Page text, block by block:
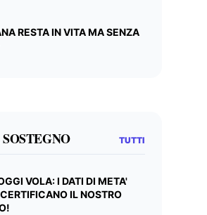
RESTA IN VITA MA SENZA
TUTTI
VOLA: I DATI DI META'
IL NOSTRO